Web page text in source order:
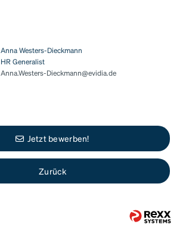
Anna Westers-Dieckmann
HR Generalist
Anna.Westers-Dieckmann@evidia.de
Zurück
Jetzt bewerben!